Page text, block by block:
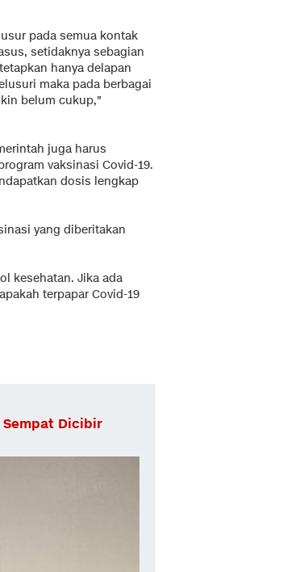
pada semua kontak
setidaknya sebagian
hanya delapan
maka pada berbagai
belum cukup,"
juga harus
vaksinasi Covid-19.
dosis lengkap
yang diberitakan
kesehatan. Jika ada
terpapar Covid-19
Sempat Dicibir